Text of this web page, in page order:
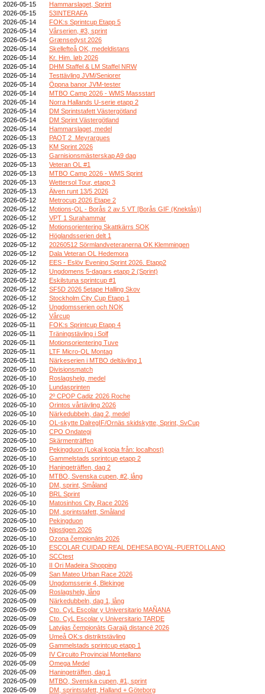
2026-05-15
Hammarslaget, Sprint
2026-05-15
53INTERAFA
2026-05-14
FOK:s Sprintcup Etapp 5
2026-05-14
Vårserien, #3, sprint
2026-05-14
Grænsedyst 2026
2026-05-14
Skellefteå OK, medeldistans
2026-05-14
Kr. Him. løb 2026
2026-05-14
DHM Staffel & LM Staffel NRW
2026-05-14
Testtävling JVM/Seniorer
2026-05-14
Öppna banor JVM-tester
2026-05-14
MTBO Camp 2026 - WMS Massstart
2026-05-14
Norra Hallands U-serie etapp 2
2026-05-14
DM Sprintstafett Västergötland
2026-05-14
DM Sprint Västergötland
2026-05-14
Hammarslaget, medel
2026-05-13
PAOT 2_Meyrargues
2026-05-13
KM Sprint 2026
2026-05-13
Garnisionsmästerskap A9 dag
2026-05-13
Veteran OL #1
2026-05-13
MTBO Camp 2026 - WMS Sprint
2026-05-13
Wettersol Tour, etapp 3
2026-05-13
Älven runt 13/5 2026
2026-05-12
Metrocup 2026 Etape 2
2026-05-12
Motions-OL - Borås 2 av 5 VT [Borås GIF (Knektås)]
2026-05-12
VPT 1 Surahammar
2026-05-12
Motionsorientering Skattkärrs SOK
2026-05-12
Höglandsserien delt 1
2026-05-12
20260512 Sörmlandveteranerna OK Klemmingen
2026-05-12
Dala Veteran OL Hedemora
2026-05-12
EES - Eslöv Evening Sprint 2026. Etapp2
2026-05-12
Ungdomens 5-dagars etapp 2 (Sprint)
2026-05-12
Eskilstuna sprintcup #1
2026-05-12
SF5D 2026 5etape Halling Skov
2026-05-12
Stockholm City Cup Etapp 1
2026-05-12
Ungdomsserien och NOK
2026-05-12
Vårcup
2026-05-11
FOK:s Sprintcup Etapp 4
2026-05-11
Träningstävling i Solf
2026-05-11
Motionsorientering Tuve
2026-05-11
LTF Micro-OL Montag
2026-05-11
Närkeserien i MTBO deltävling 1
2026-05-10
Divisionsmatch
2026-05-10
Roslagshelg, medel
2026-05-10
Lundasprinten
2026-05-10
2º CPOP Cadiz 2026 Roche
2026-05-10
Orintos vårtävling 2026
2026-05-10
Närkedubbeln, dag 2, medel
2026-05-10
OL-skytte DalregIF/Ornäs skidskytte, Sprint, SvCup
2026-05-10
CPO Ondategi
2026-05-10
Skärmenträffen
2026-05-10
Pekingduon (Lokal kopia från: localhost)
2026-05-10
Gammelstads sprintcup etapp 2
2026-05-10
Haningeträffen, dag 2
2026-05-10
MTBO, Svenska cupen, #2, lång
2026-05-10
DM, sprint, Småland
2026-05-10
BRL Sprint
2026-05-10
Matosinhos City Race 2026
2026-05-10
DM, sprintstafett, Småland
2026-05-10
Pekingduon
2026-05-10
Nipstigen 2026
2026-05-10
Ozona čempionāts 2026
2026-05-10
ESCOLAR CUIDAD REAL DEHESA BOYAL-PUERTOLLANO
2026-05-10
SCCtest
2026-05-10
II Ori Madeira Shopping
2026-05-09
San Mateo Urban Race 2026
2026-05-09
Ungdomsserie 4, Blekinge
2026-05-09
Roslagshelg, lång
2026-05-09
Närkedubbeln, dag 1, lång
2026-05-09
Cto. CyL Escolar y Universitario MAÑANA
2026-05-09
Cto. CyL Escolar y Universitario TARDE
2026-05-09
Latvijas čempionāts Garajā distancē 2026
2026-05-09
Umeå OK:s distriktstävling
2026-05-09
Gammelstads sprintcup etapp 1
2026-05-09
IV Circuito Provincial Montellano
2026-05-09
Omega Medel
2026-05-09
Haningeträffen, dag 1
2026-05-09
MTBO, Svenska cupen, #1, sprint
2026-05-09
DM, sprintstafett, Halland + Göteborg